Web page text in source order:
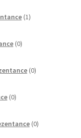
1izdelek
0izdelkov
0izdelkov
0izdelkov
0izdelkov